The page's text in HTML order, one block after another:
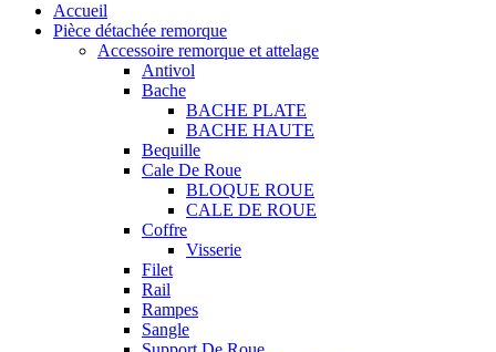
Accueil
Pièce détachée remorque
Accessoire remorque et attelage
Antivol
Bache
BACHE PLATE
BACHE HAUTE
Bequille
Cale De Roue
BLOQUE ROUE
CALE DE ROUE
Coffre
Visserie
Filet
Rail
Rampes
Sangle